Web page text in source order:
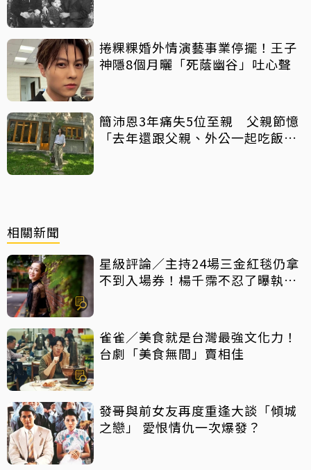
捲粿粿婚外情演藝事業停擺！王子
神隱8個月曬「死蔭幽谷」吐心聲
簡沛恩3年痛失5位至親 父親節憶
「去年還跟父親、外公一起吃飯聊
相關新聞
星級評論／主持24場三金紅毯仍拿
不到入場券！楊千霈不忍了曝執委
雀雀／美食就是台灣最強文化力！
台劇「美食無間」賣相佳
發哥與前女友再度重逢大談「傾城
之戀」 愛恨情仇一次爆發？